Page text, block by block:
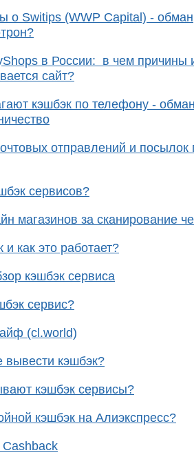
о Switips (WWP Capital) -
в России: в чем причины
сайт?
кэшбэк по телефону -
отправлений и посылок
сервисов?
магазинов за сканирование
и как это работает?
кэшбэк сервиса
сервис?
(cl.world)
вывести кэшбэк?
кэшбэк сервисы?
кэшбэк на Алиэкспресс?